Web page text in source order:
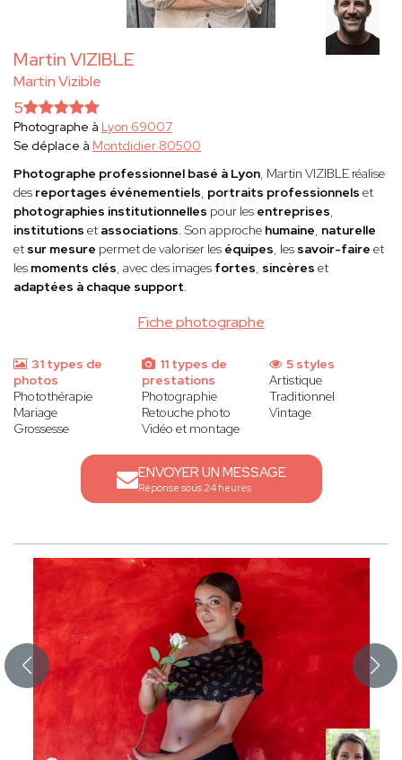
Martin VIZIBLE
Martin Vizible
Fiche photographe
5
Photographe à Lyon 69007
Se déplace à Montdidier 80500
Photographe professionnel basé à Lyon, Martin VIZIBLE réalise
des reportages événementiels, portraits professionnels et
photographies institutionnelles pour les entreprises,
institutions et associations. Son approche humaine, naturelle
et sur mesure permet de valoriser les équipes, les savoir-faire et
les moments clés, avec des images fortes, sincères et
adaptées à chaque support.
31 types de
photos
Photothérapie
Mariage
Grossesse
11 types de
prestations
Photographie
Retouche photo
Vidéo et montage
5 styles
Artistique
Traditionnel
Vintage
ENVOYER UN MESSAGE
Réponse sous 24 heures